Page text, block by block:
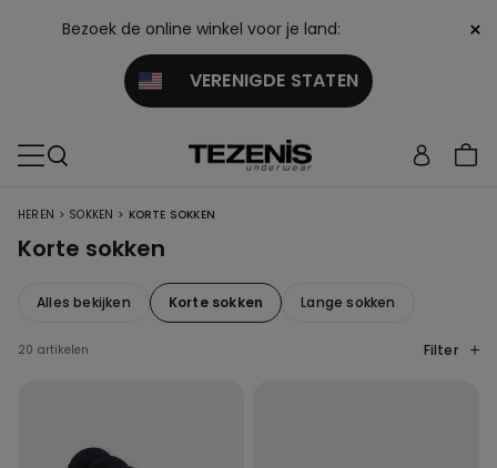
Bezoek de online winkel voor je land:
VERENIGDE STATEN
×
HEREN > SOKKEN > KORTE SOKKEN
Korte sokken
Alles bekijken Korte sokken Lange sokken
20 artikelen Filter